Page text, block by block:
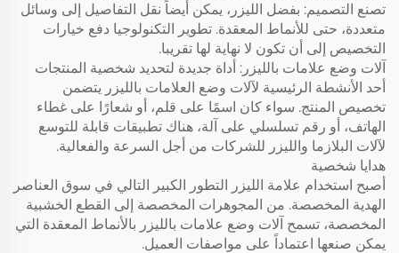
تصنع التصميم: بفضل الليزر، يمكن أيضاً نقل التفاصيل إلى وسائل
متعددة، حتى للأنماط المعقدة. تطوير التكنولوجيا دفع خيارات
التخصيص إلى أن تكون لا نهاية لها تقريبا.
آلات وضع علامات بالليزر: أداة جديدة لتحديد شخصية المنتجات
أحد الأنشطة الرئيسية لآلات وضع العلامات بالليزر يتضمن
تخصيص المنتج. سواء كان اسمًا على قلم، أو شعارًا على غطاء
الهاتف، أو رقم تسلسلي على آلة، هناك تطبيقات قابلة للتوسع
لآلات البلازما والليزر للشركات من أجل السرعة والفعالية.
هدايا شخصية
أصبح استخدام علامة الليزر التطور الكبير التالي في سوق العناصر
الهدية المخصصة. من المجوهرات المخصصة إلى القطع الخشبية
المخصصة، تسمح آلات وضع علامات بالليزر بالأنماط المعقدة التي
يمكن صنعها اعتماداً على مواصفات العميل.